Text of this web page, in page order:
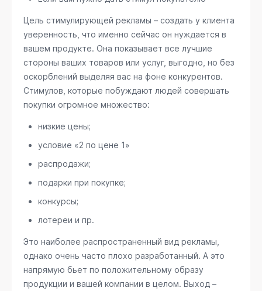
Цель стимулирующей рекламы – создать у клиента
уверенность, что именно сейчас он нуждается в
вашем продукте. Она показывает все лучшие
стороны ваших товаров или услуг, выгодно, но без
оскорблений выделяя вас на фоне конкурентов.
Стимулов, которые побуждают людей совершать
покупки огромное множество:
низкие цены;
условие «2 по цене 1»
распродажи;
подарки при покупке;
конкурсы;
лотереи и пр.
Это наиболее распространенный вид рекламы,
однако очень часто плохо разработанный. А это
напрямую бьет по положительному образу
продукции и вашей компании в целом. Выход –